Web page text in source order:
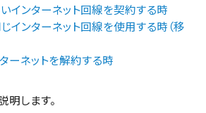
インターネット回線を契約する時
インターネット回線を使用する時（移
ーネットを解約する時
明します。